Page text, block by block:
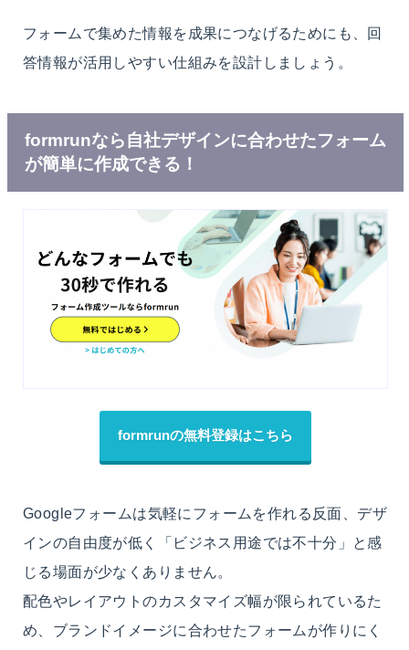
フォームで集めた情報を成果につなげるためにも、回
答情報が活用しやすい仕組みを設計しましょう。
formrunなら自社デザインに合わせたフォーム
が簡単に作成できる！
formrunの無料登録はこちら
Googleフォームは気軽にフォームを作れる反面、 デザ
インの自由度が低く「ビジネス用途では不十分」と感
じる場面が少なくありません。
配色やレイアウトのカスタマイズ幅が限られているた
め、ブランドイメージに合わせたフォームが作りにく